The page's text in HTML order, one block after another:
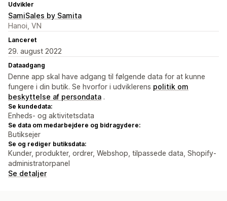
Udvikler
SamiSales by Samita
Hanoi, VN
Lanceret
29. august 2022
Dataadgang
Denne app skal have adgang til følgende data for at kunne
fungere i din butik. Se hvorfor i udviklerens politik om
beskyttelse af persondata .
Se kundedata:
Enheds- og aktivitetsdata
Se data om medarbejdere og bidragydere:
Butiksejer
Se og rediger butiksdata:
Kunder, produkter, ordrer, Webshop, tilpassede data, Shopify-
administratorpanel
Se detaljer